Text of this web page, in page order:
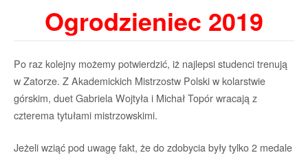
Ogrodzieniec 2019
Po raz kolejny możemy potwierdzić, iż najlepsi studenci trenują
w Zatorze. Z Akademickich Mistrzostw Polski w kolarstwie
górskim, duet Gabriela Wojtyła i Michał Topór wracają z
czterema tytułami mistrzowskimi.
Jeżeli wziąć pod uwagę fakt, że do zdobycia były tylko 2 medale